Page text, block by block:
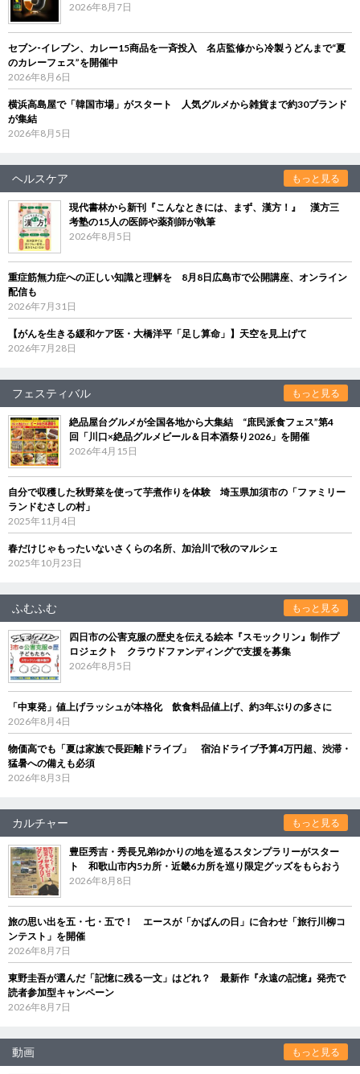
2026年8月7日
セブン‐イレブン、カレー15商品を一斉投入 名店監修から冷製うどんまで“夏
のカレーフェス”を開催中
2026年8月6日
横浜高島屋で「韓国市場」がスタート 人気グルメから雑貨まで約30ブランド
が集結
2026年8月5日
ヘルスケア もっと見る
現代書林から新刊『こんなときには、まず、漢方！』 漢方三
考塾の15人の医師や薬剤師が執筆
2026年8月5日
重症筋無力症への正しい知識と理解を 8月8日広島市で公開講座、オンライン
配信も
2026年7月31日
【がんを生きる緩和ケア医・大橋洋平「足し算命」】天空を見上げて
2026年7月28日
フェスティバル もっと見る
絶品屋台グルメが全国各地から大集結 “庶民派食フェス”第4
回「川口×絶品グルメビール＆日本酒祭り2026」を開催
2026年4月15日
自分で収穫した秋野菜を使って芋煮作りを体験 埼玉県加須市の「ファミリー
ランドむさしの村」
2025年11月4日
春だけじゃもったいないさくらの名所、加治川で秋のマルシェ
2025年10月23日
ふむふむ もっと見る
四日市の公害克服の歴史を伝える絵本『スモックリン』制作プ
ロジェクト クラウドファンディングで支援を募集
2026年8月5日
「中東発」値上げラッシュが本格化 飲食料品値上げ、約3年ぶりの多さに
2026年8月4日
物価高でも「夏は家族で長距離ドライブ」 宿泊ドライブ予算4万円超、渋滞・
猛暑への備えも必須
2026年8月3日
カルチャー もっと見る
豊臣秀吉・秀長兄弟ゆかりの地を巡るスタンプラリーがスター
ト 和歌山市内5カ所・近畿6カ所を巡り限定グッズをもらおう
2026年8月8日
旅の思い出を五・七・五で！ エースが「かばんの日」に合わせ「旅行川柳コ
ンテスト」を開催
2026年8月7日
東野圭吾が選んだ「記憶に残る一文」はどれ？ 最新作『永遠の記憶』発売で
読者参加型キャンペーン
2026年8月7日
動画 もっと見る